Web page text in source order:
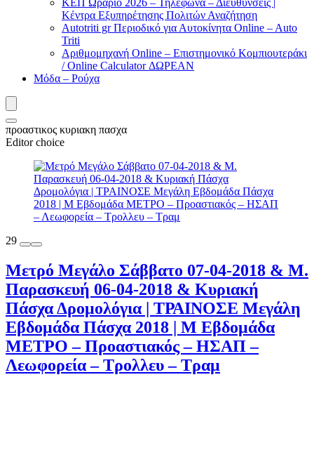
ΚΕΠ Ωράριο 2026 – Τηλέφωνα – Διευθύνσεις |
Κέντρα Εξυπηρέτησης Πολιτών Αναζήτηση
Autotriti gr Περιοδικό για Αυτοκίνητα Online – Auto
Triti
Αριθμομηχανή Online – Επιστημονικό Κομπιουτεράκι
/ Online Calculator ΔΩΡΕΑΝ
Μόδα – Ρούχα
προαστικος κυριακη πασχα
Editor choice
29
Μετρό Μεγάλο Σάββατο 07-04-2018 & Μ.
Παρασκευή 06-04-2018 & Κυριακή
Πάσχα Δρομολόγια | ΤΡΑΙΝΟΣΕ Μεγάλη
Εβδομάδα Πάσχα 2018 | Μ Εβδομάδα
ΜΕΤΡΟ – Προαστιακός – ΗΣΑΠ –
Λεωφορεία – Τρολλευ – Τραμ